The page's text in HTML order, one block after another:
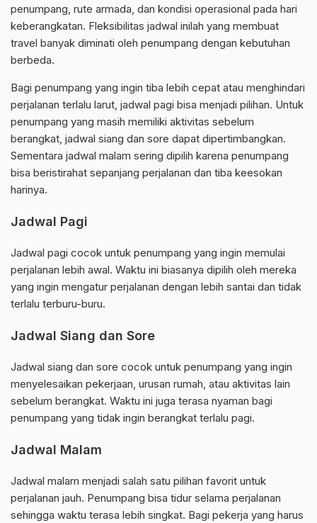
penumpang, rute armada, dan kondisi operasional pada hari
keberangkatan. Fleksibilitas jadwal inilah yang membuat
travel banyak diminati oleh penumpang dengan kebutuhan
berbeda.
Bagi penumpang yang ingin tiba lebih cepat atau menghindari
perjalanan terlalu larut, jadwal pagi bisa menjadi pilihan. Untuk
penumpang yang masih memiliki aktivitas sebelum
berangkat, jadwal siang dan sore dapat dipertimbangkan.
Sementara jadwal malam sering dipilih karena penumpang
bisa beristirahat sepanjang perjalanan dan tiba keesokan
harinya.
Jadwal Pagi
Jadwal pagi cocok untuk penumpang yang ingin memulai
perjalanan lebih awal. Waktu ini biasanya dipilih oleh mereka
yang ingin mengatur perjalanan dengan lebih santai dan tidak
terlalu terburu-buru.
Jadwal Siang dan Sore
Jadwal siang dan sore cocok untuk penumpang yang ingin
menyelesaikan pekerjaan, urusan rumah, atau aktivitas lain
sebelum berangkat. Waktu ini juga terasa nyaman bagi
penumpang yang tidak ingin berangkat terlalu pagi.
Jadwal Malam
Jadwal malam menjadi salah satu pilihan favorit untuk
perjalanan jauh. Penumpang bisa tidur selama perjalanan
sehingga waktu terasa lebih singkat. Bagi pekerja yang harus